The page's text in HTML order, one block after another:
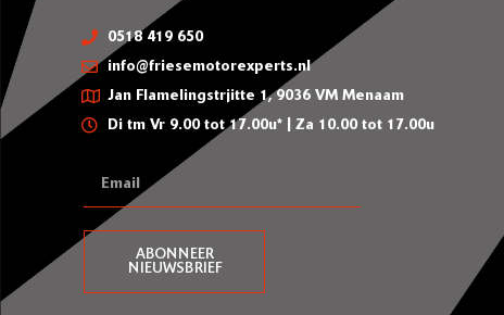
0518 419 650
info@friesemotorexperts.nl
Jan Flamelingstrjitte 1, 9036 VM Menaam
Di tm Vr 9.00 tot 17.00u* | Za 10.00 tot 17.00u
ABONNEER
NIEUWSBRIEF